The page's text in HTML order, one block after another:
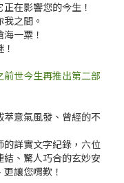
在影響您的今生！
之間。
一粟！
前世今生再推出第二部
萃意氣風發、曾經的不
詳實文字紀錄，六位
、驚人巧合的玄妙安
讓您喟歎！